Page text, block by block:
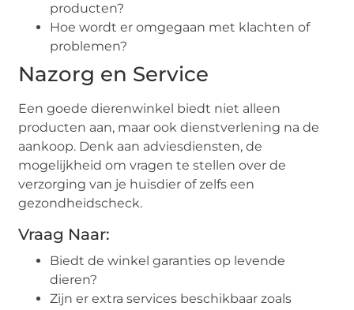
producten?
Hoe wordt er omgegaan met klachten of
problemen?
Nazorg en Service
Een goede dierenwinkel biedt niet alleen
producten aan, maar ook dienstverlening na de
aankoop. Denk aan adviesdiensten, de
mogelijkheid om vragen te stellen over de
verzorging van je huisdier of zelfs een
gezondheidscheck.
Vraag Naar:
Biedt de winkel garanties op levende
dieren?
Zijn er extra services beschikbaar zoals